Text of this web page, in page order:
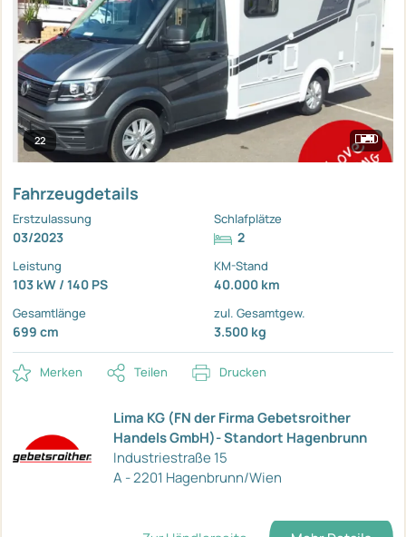
22
Fahrzeugdetails
Erstzulassung
03/2023
Schlafplätze
2
Leistung
103 kW / 140 PS
KM-Stand
40.000 km
Gesamtlänge
699 cm
zul. Gesamtgew.
3.500 kg
Merken Teilen Drucken
Lima KG (FN der Firma Gebetsroither
Handels GmbH)- Standort Hagenbrunn
Industriestraße 15
A - 2201 Hagenbrunn/Wien